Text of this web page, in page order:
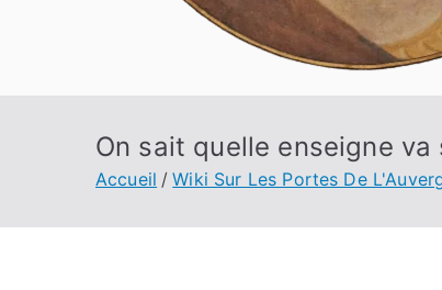
On sait quelle enseigne
Accueil Wiki Sur Les Portes De